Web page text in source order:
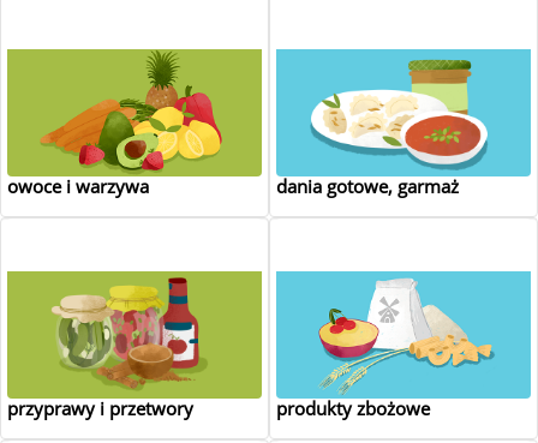
owoce i warzywa dania gotowe, garmaż
przyprawy i przetwory produkty zbożowe